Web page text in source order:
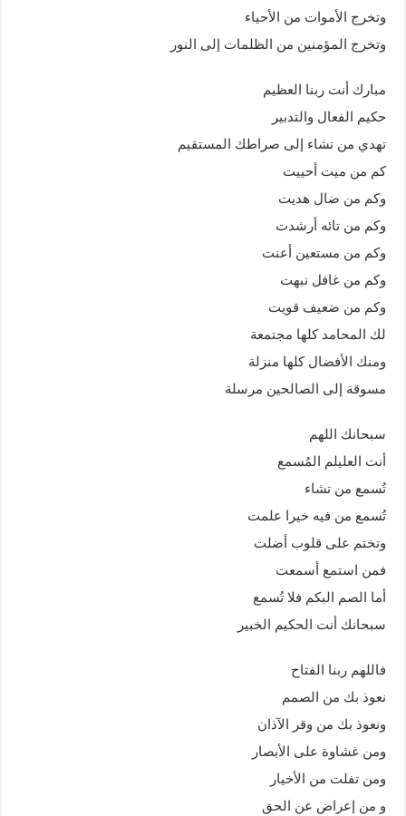
وتخرج الأموات من الأحياء
وتخرج المؤمنين من الظلمات إلى النور
مبارك أنت ربنا العظيم
حكيم الفعال والتدبير
تهدي من تشاء إلى صراطك المستقيم
كم من ميت أحييت
وكم من ضال هديت
وكم من تائه أرشدت
وكم من مستعين أعنت
وكم من غافل نبهت
وكم من ضعيف قويت
لك المحامد كلها مجتمعة
ومنك الأفضال كلها منزلة
مسوقة إلى الصالحين مرسلة
سبحانك اللهم
أنت العليلم المُسمع
تُسمع من تشاء
تُسمع من فيه خيرا علمت
وتختم على قلوب أضلت
فمن استمع أسمعت
أما الصم البكم فلا تُسمع
سبحانك أنت الحكيم الخبير
فاللهم ربنا الفتاح
نعوذ بك من الصمم
ونعوذ بك من وقر الآذان
ومن غشاوة على الأبصار
ومن تفلت من الأخيار
و من إعراض عن الحق